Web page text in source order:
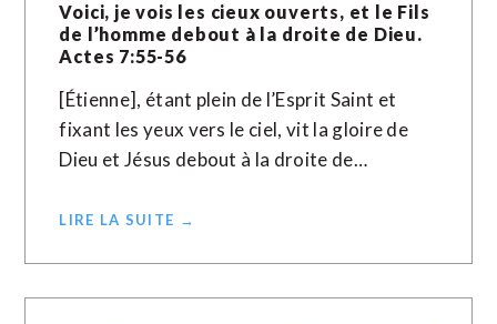
Voici, je vois les cieux ouverts, et le Fils
de l’homme debout à la droite de Dieu.
Actes 7:55-56
[Étienne], étant plein de l’Esprit Saint et
fixant les yeux vers le ciel, vit la gloire de
Dieu et Jésus debout à la droite de…
LIRE LA SUITE →